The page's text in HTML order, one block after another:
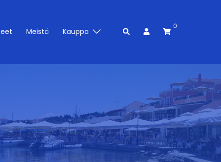
Meistä Kauppa Search
0